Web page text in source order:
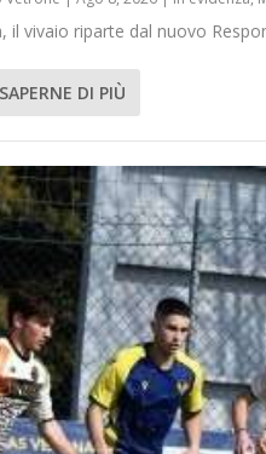
il vivaio riparte dal nuovo
DI PIÙ